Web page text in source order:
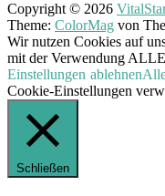
Copyright © 2026
Theme: ColorMag von
Wir nutzen Cookies auf
mit der Verwendung
Einstellungen ablehnen
Cookie-Einstellungen
Schließen